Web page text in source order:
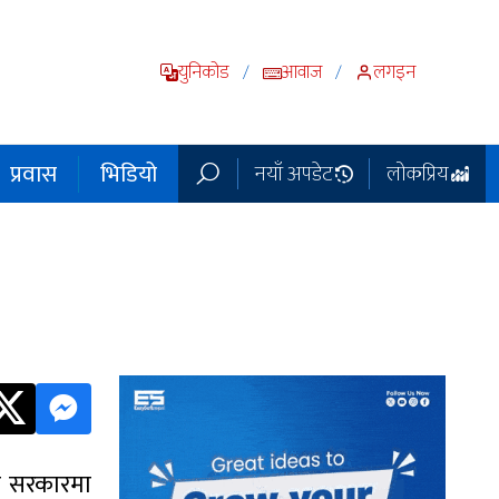
युनिकोड / आवाज / लगइन
प्रवास भिडियो नयाँ अपडेट लोकप्रिय